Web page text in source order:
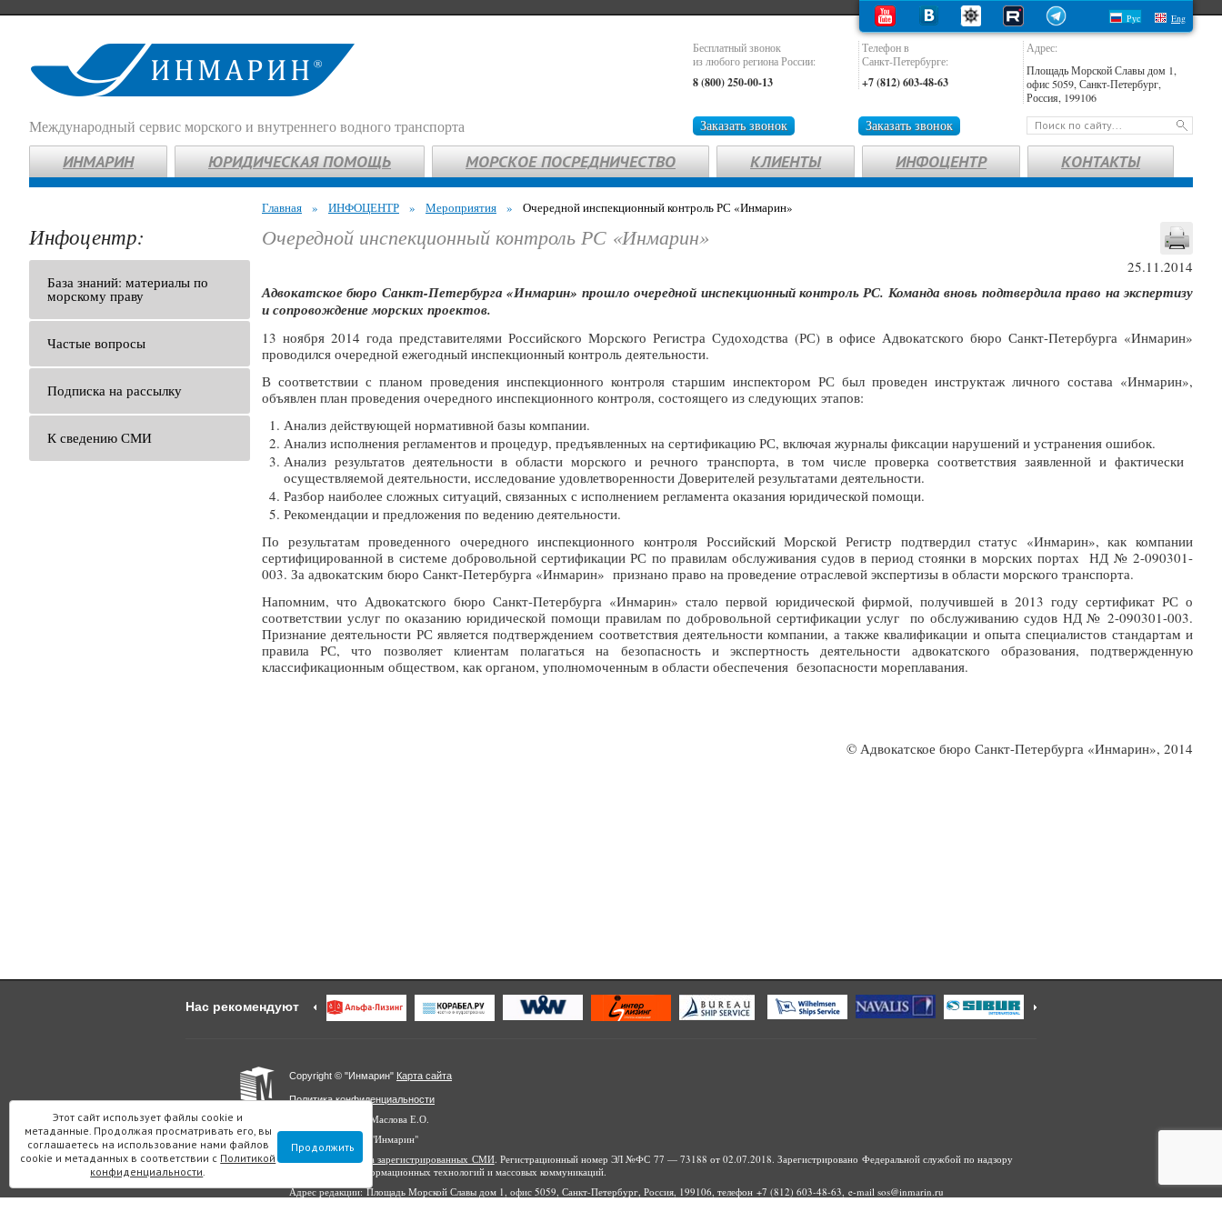
Рус Eng
Бесплатный звонок
из любого региона России:
8 (800) 250-00-13
Телефон в
Санкт-Петербурге:
+7 (812) 603-48-63
Адрес:
Площадь Морской Славы дом 1,
офис 5059, Санкт-Петербург,
Россия, 199106
Международный сервис морского и внутреннего водного транспорта Заказать звонок Заказать звонок
ИНМАРИН ЮРИДИЧЕСКАЯ ПОМОЩЬ МОРСКОЕ ПОСРЕДНИЧЕСТВО КЛИЕНТЫ ИНФОЦЕНТР КОНТАКТЫ
Инфоцентр:
База знаний: материалы по
морскому праву
Частые вопросы
Подписка на рассылку
К сведению СМИ
Главная » ИНФОЦЕНТР » Мероприятия » Очередной инспекционный контроль РС «Инмарин»
25.11.2014
Очередной инспекционный контроль РС «Инмарин»
Адвокатское бюро Санкт-Петербурга «Инмарин» прошло очередной инспекционный контроль РС. Команда вновь подтвердила право на экспертизу
и сопровождение морских проектов.
13 ноября 2014 года представителями Российского Морского Регистра Судоходства (РС) в офисе Адвокатского бюро Санкт-Петербурга «Инмарин»
проводился очередной ежегодный инспекционный контроль деятельности.
В соответствии с планом проведения инспекционного контроля старшим инспектором РС был проведен инструктаж личного состава «Инмарин»,
объявлен план проведения очередного инспекционного контроля, состоящего из следующих этапов:
Анализ действующей нормативной базы компании.
Анализ исполнения регламентов и процедур, предъявленных на сертификацию РС, включая журналы фиксации нарушений и устранения ошибок.
Анализ результатов деятельности в области морского и речного транспорта, в том числе проверка соответствия заявленной и фактически
осуществляемой деятельности, исследование удовлетворенности Доверителей результатами деятельности.
Разбор наиболее сложных ситуаций, связанных с исполнением регламента оказания юридической помощи.
Рекомендации и предложения по ведению деятельности.
По результатам проведенного очередного инспекционного контроля Российский Морской Регистр подтвердил статус «Инмарин», как компании
сертифицированной в системе добровольной сертификации РС по правилам обслуживания судов в период стоянки в морских портах НД № 2-090301-
003. За адвокатским бюро Санкт-Петербурга «Инмарин» признано право на проведение отраслевой экспертизы в области морского транспорта.
Напомним, что Адвокатского бюро Санкт-Петербурга «Инмарин» стало первой юридической фирмой, получившей в 2013 году сертификат РС о
соответствии услуг по оказанию юридической помощи правилам по добровольной сертификации услуг по обслуживанию судов НД № 2-090301-003.
Признание деятельности РС является подтверждением соответствия деятельности компании, а также квалификации и опыта специалистов стандартам и
правила РС, что позволяет клиентам полагаться на безопасность и экспертность деятельности адвокатского образования, подтвержденную
классификационным обществом, как органом, уполномоченным в области обеспечения безопасности мореплавания.
© Адвокатское бюро Санкт-Петербурга «Инмарин», 2014
Этот сайт использует файлы cookie и
метаданные. Продолжая просматривать его, вы
соглашаетесь на использование нами файлов
cookie и метаданных в соответствии с Политикой
конфиденциальности.
Продолжить
Нас рекомендуют
Copyright © "Инмарин" Карта сайта
Политика конфиденциальности
Главный редактор Маслова Е.О.
Учредитель: ООО "Инмарин"
Выписка из реестра зарегистрированных СМИ. Регистрационный номер ЭЛ №ФС 77 — 73188 от 02.07.2018. Зарегистрировано Федеральной службой по надзору
в сфере связи, информационных технологий и массовых коммуникаций.
Адрес редакции: Площадь Морской Славы дом 1, офис 5059, Санкт-Петербург, Россия, 199106, телефон +7 (812) 603-48-63, e-mail sos@inmarin.ru